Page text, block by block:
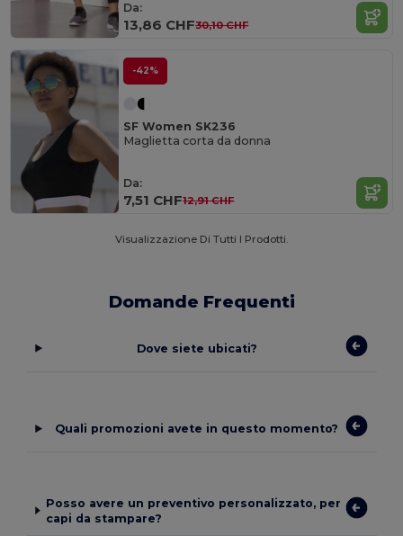
Da:
13,86 CHF30,10 CHF
-42%
SF Women SK236
Maglietta corta da donna
Da:
7,51 CHF12,91 CHF
Visualizzazione Di Tutti I Prodotti.
Domande Frequenti
Dove siete ubicati?
Quali promozioni avete in questo momento?
Posso avere un preventivo personalizzato, per
capi da stampare?